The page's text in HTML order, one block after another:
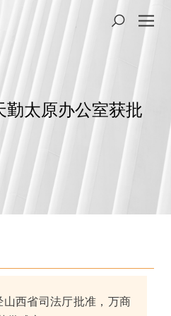
勤太原办公室获批
西省司法厅批准，万商